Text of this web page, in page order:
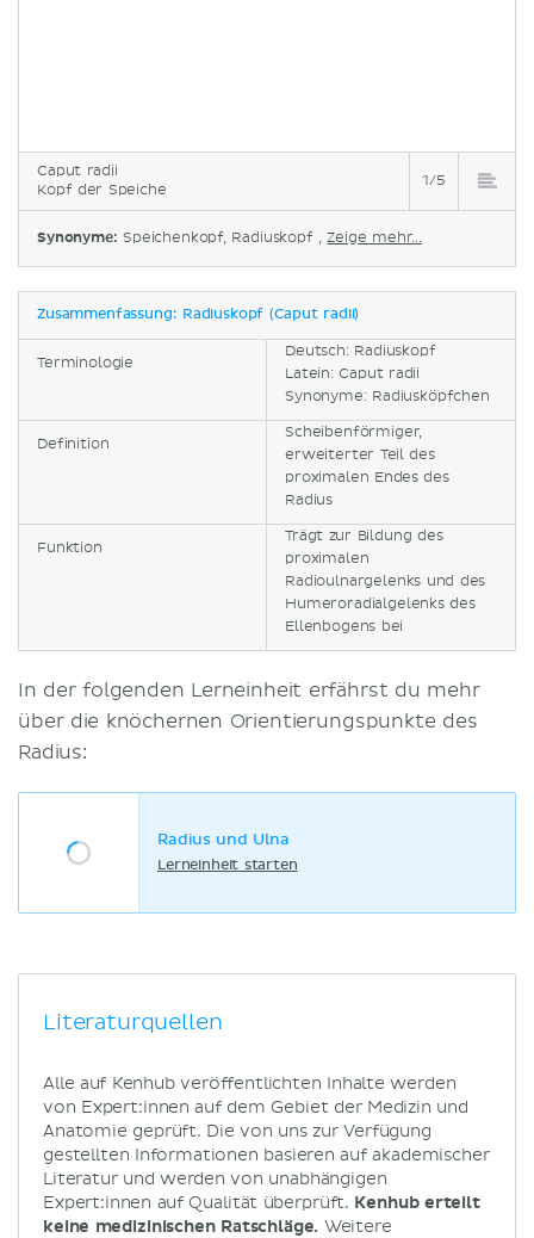
Caput radii
Kopf der Speiche
1/5
Synonyme: Speichenkopf, Radiuskopf ,Zeige mehr...
Zusammenfassung: Radiuskopf (Caput radii)
Terminologie
Deutsch: Radiuskopf
Latein: Caput radii
Synonyme: Radiusköpfchen
Definition
Scheibenförmiger,
erweiterter Teil des
proximalen Endes des
Radius
Funktion
Trägt zur Bildung des
proximalen
Radioulnargelenks und des
Humeroradialgelenks des
Ellenbogens bei
In der folgenden Lerneinheit erfährst du mehr
über die knöchernen Orientierungspunkte des
Radius:
Radius und Ulna
Lerneinheit starten
Literaturquellen
Alle auf Kenhub veröffentlichten Inhalte werden
von Expert:innen auf dem Gebiet der Medizin und
Anatomie geprüft. Die von uns zur Verfügung
gestellten Informationen basieren auf akademischer
Literatur und werden von unabhängigen
Expert:innen auf Qualität überprüft. Kenhub erteilt
keine medizinischen Ratschläge. Weitere